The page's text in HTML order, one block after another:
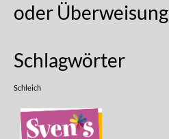
oder Überweisung
Schlagwörter
Schleich